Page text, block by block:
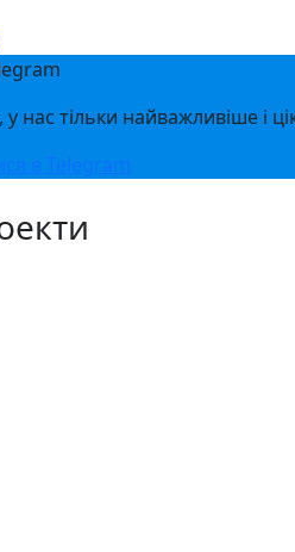
у нас тільки найважливіше і
в Telegram